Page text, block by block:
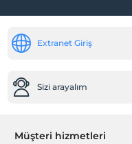
Extranet Giriş
Sizi arayalım
Müşteri hizmetleri